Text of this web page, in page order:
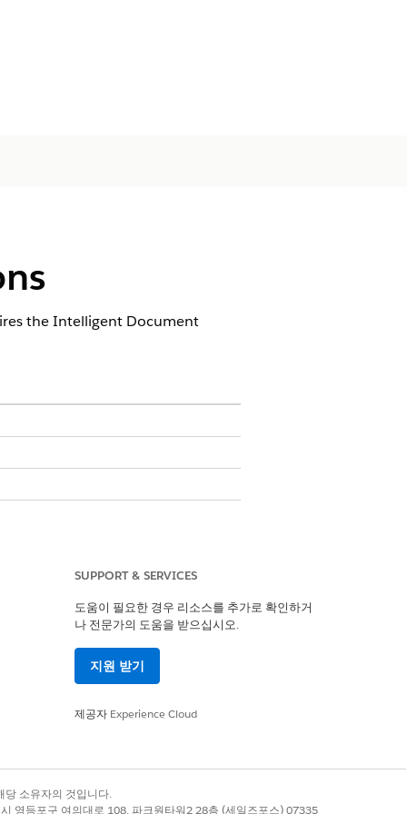
the Intelligent Document
SUPPORT & SERVICES
도움이 필요한 경우 리소스를 추가로 확인하거
나 전문가의 도움을 받으십시오.
지원 받기
제공자 Experience Cloud
소유자의 것입니다.
영등포구 여의대로 108, 파크원타워2 28층 (세일즈포스) 07335